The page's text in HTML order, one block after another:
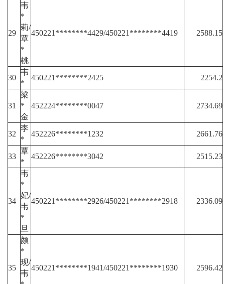
29
韦
*
莉/
覃
*
桃
450221********4429/450221********4419 2588.15
30
韦
*
450221********2425 2254.2
31
梁
*
金
452224********0047 2734.69
32
李
*
452226********1232 2661.76
33
覃
*
452226********3042 2515.23
34
韦
*
妃/
韦
*
旦
450221********2926/450221********2918 2336.09
35
颜
*
现/
韦
450221********1941/450221********1930 2596.42